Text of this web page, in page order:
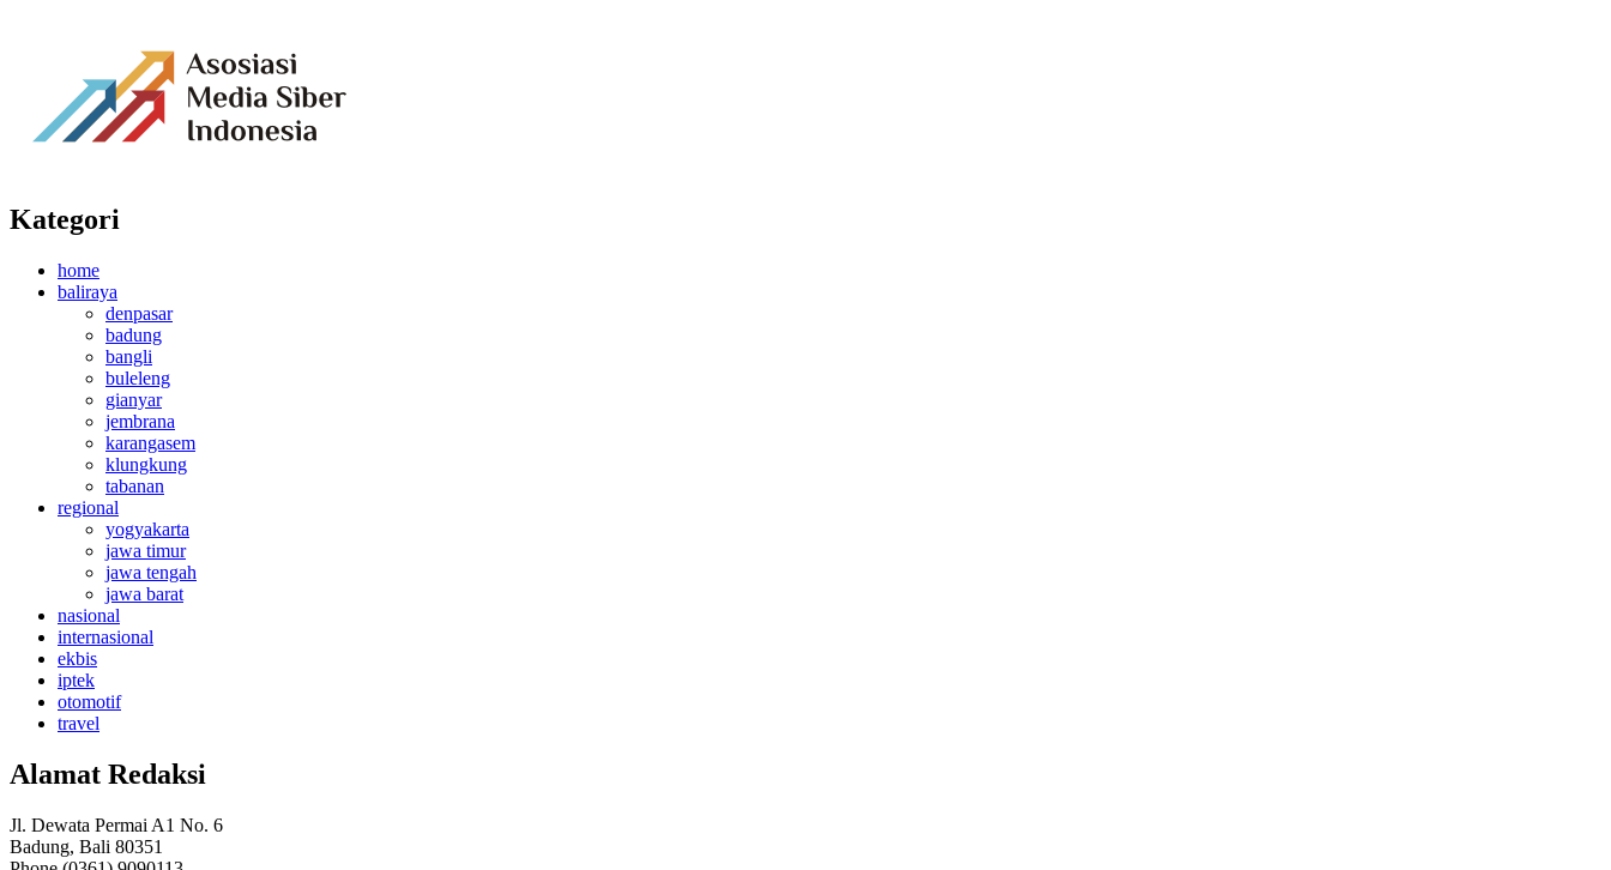
Kategori
home
baliraya
denpasar
badung
bangli
buleleng
gianyar
jembrana
karangasem
klungkung
tabanan
regional
yogyakarta
jawa timur
jawa tengah
jawa barat
nasional
internasional
ekbis
iptek
otomotif
travel
Alamat Redaksi
Jl. Dewata Permai A1 No. 6
Badung, Bali 80351